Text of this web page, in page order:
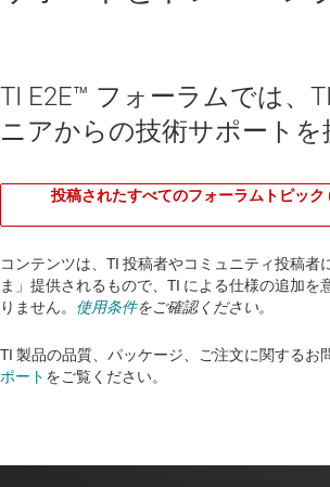
TI E2E™ フォーラムでは、
ニアからの技術サポートを
投稿されたすべてのフォーラムトピック
コンテンツは、TI 投稿者やコミュニティ投稿者
ま」提供されるもので、TI による仕様の追加を
りません。 使用条件をご確認ください。
TI 製品の品質、パッケージ、ご注文に関するお
ポート をご覧ください。​​​​​​​​​​​​​​